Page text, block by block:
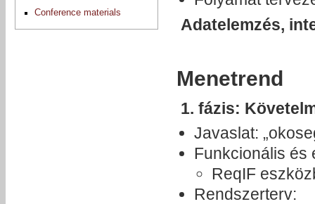
Adatelemzés,
Menetrend
1. fázis:
Javaslat:
Funkcionális és
ReqIF
Rendszerterv:
Conference materials